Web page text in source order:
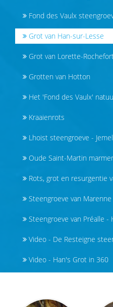
Fond des Vaulx
Grot van Han-sur-Lesse
Grot van Lorette-
Grotten van Hotton
Het 'Fond des Vaulx'
Kraaienrots
Lhoist steengroeve -
Oude Saint-Martin
Rots, grot en resurgentie
Steengroeve van Marenne
Steengroeve van Préalle -
Video - De Resteigne
Video - Han's Grot in 360